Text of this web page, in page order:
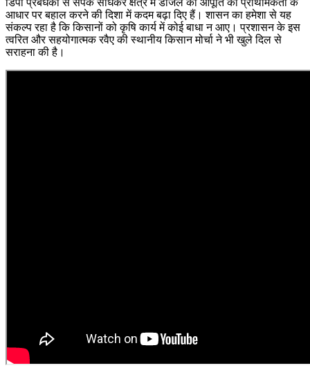
आधार पर बहाल करने की दिशा में कदम बढ़ा दिए हैं। शासन का हमेशा से यह
संकल्प रहा है कि किसानों को कृषि कार्य में कोई बाधा न आए। प्रशासन के इस
त्वरित और सहयोगात्मक रवैए की स्थानीय किसान मोर्चा ने भी खुले दिल से
सराहना की है।